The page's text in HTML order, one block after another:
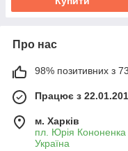
Про нас
98% позитивних з
Працює з
м. Харків
пл. Юрія
Україна